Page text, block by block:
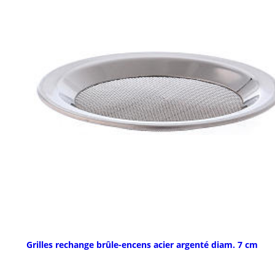
Grilles rechange brûle-encens acier argenté diam. 7 cm